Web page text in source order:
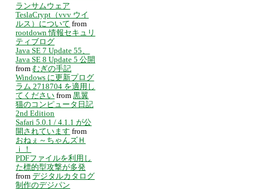
ランサムウェア
TeslaCrypt（vvv ウイ
ルス）について from
rootdown 情報セキュリ
ティブログ
Java SE 7 Update 55、
Java SE 8 Update 5 公開
from むぎの手記
Windows に更新プログ
ラム 2718704 を適用し
てください from 黒翼
猫のコンピュータ日記
2nd Edition
Safari 5.0.1 / 4.1.1 が公
開されています from
おねぇ～ちゃんズＨ
ｉ！
PDFファイルを利用し
た標的型攻撃が多発
from デジタルカタログ
制作のデジパン